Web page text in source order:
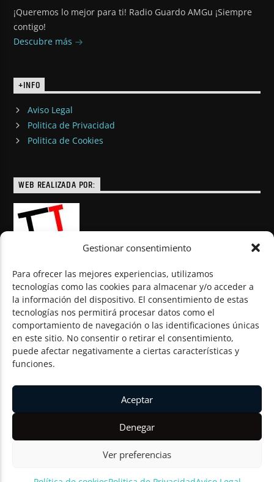
Gestionar consentimiento
Para ofrecer las mejores experiencias, utilizamos
tecnologías como las cookies para almacenar y/o acceder a
la información del dispositivo. El consentimiento de estas
tecnologías nos permitirá procesar datos como el
comportamiento de navegación o las identificaciones únicas
en este sitio. No consentir o retirar el consentimiento,
puede afectar negativamente a ciertas características y
funciones.
Aceptar
Denegar
Ver preferencias
¡Queremos lo mejor para ti! Radio Guardo AMGu ¡Siempre
contigo!
Descubre más
+INFO
Aviso Legal
Politica de Privacidad
Politica de Cookies
WEB REALIZADA POR:
© Todos los derechos reservados